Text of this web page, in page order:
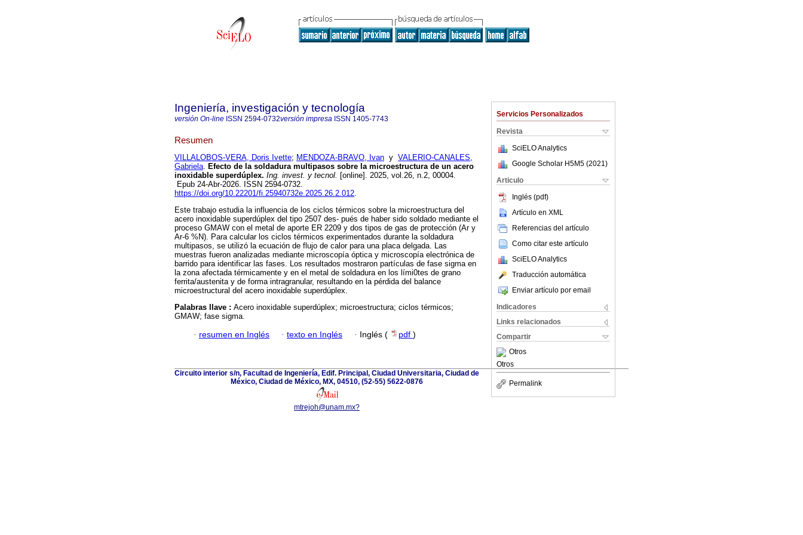
Servicios Personalizados
Revista
SciELO Analytics
Google Scholar H5M5 (2021 )
Articulo
Inglés (pdf)
Artículo en XML
Referencias del artículo
Como citar este artículo
SciELO Analytics
Traducción automática
Enviar artículo por email
Indicadores
Links relacionados
Compartir
Otros
Otros
Permalink
Ingeniería, investigación y tecnología
versión On-line ISSN 2594-0732versión impresa ISSN 1405-7743
Resumen
VILLALOBOS-VERA, Doris Ivette; MENDOZA-BRAVO, Ivan y VALERIO-CANALES,
Gabriela. Efecto de la soldadura multipasos sobre la microestructura de un acero
inoxidable superdúplex. Ing. invest. y tecnol. [online]. 2025, vol.26, n.2, 00004.
Epub 24-Abr-2026. ISSN 2594-0732.
https://doi.org/10.22201/fi.25940732e.2025.26.2.012.
Este trabajo estudia la influencia de los ciclos térmicos sobre la microestructura del
acero inoxidable superdúplex del tipo 2507 des- pués de haber sido soldado mediante el
proceso GMAW con el metal de aporte ER 2209 y dos tipos de gas de protección (Ar y
Ar-6 %N). Para calcular los ciclos térmicos experimentados durante la soldadura
multipasos, se utilizó la ecuación de flujo de calor para una placa delgada. Las
muestras fueron analizadas mediante microscopía óptica y microscopía electrónica de
barrido para identificar las fases. Los resultados mostraron partículas de fase sigma en
la zona afectada térmicamente y en el metal de soldadura en los lími0tes de grano
ferrita/austenita y de forma intragranular, resultando en la pérdida del balance
microestructural del acero inoxidable superdúplex.
Palabras llave : Acero inoxidable superdúplex; microestructura; ciclos térmicos;
GMAW; fase sigma.
· resumen en Inglés · texto en Inglés · Inglés ( pdf )
Circuito interior s/n, Facultad de Ingeniería, Edif. Principal, Ciudad Universitaria, Ciudad de
México, Ciudad de México, MX, 04510, (52-55) 5622-0876
mtrejoh@unam.mx?